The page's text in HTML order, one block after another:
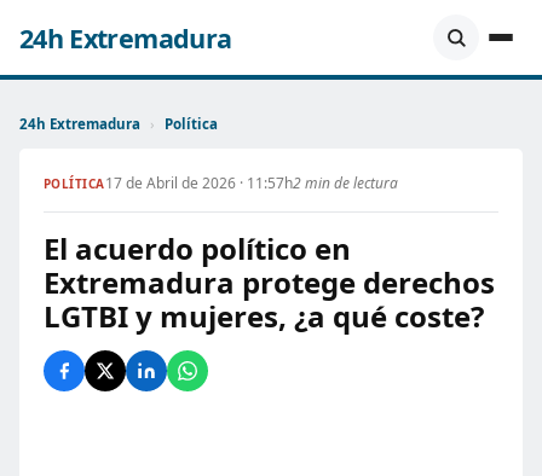
24h Extremadura
24h Extremadura › Política
POLÍTICA17 de Abril de 2026 · 11:57h2 min de lectura
El acuerdo político en
Extremadura protege derechos
LGTBI y mujeres, ¿a qué coste?